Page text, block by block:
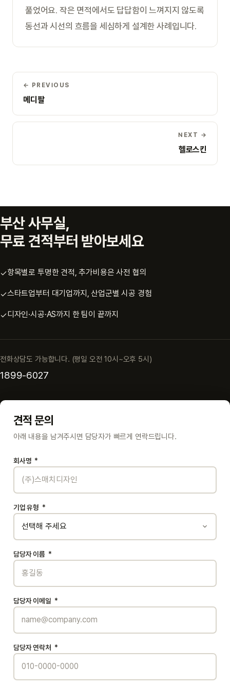
풀었어요. 작은 면적에서도 답답함이 느껴지지 않도록
동선과 시선의 흐름을 세심하게 설계한 사례입니다.
← PREVIOUS
메디팔
NEXT →
헬로스킨
부산 사무실,
무료 견적부터 받아보세요
✓항목별로 투명한 견적, 추가비용은 사전 협의
✓스타트업부터 대기업까지, 산업군별 시공 경험
✓디자인·시공·AS까지 한 팀이 끝까지
전화상담도 가능합니다. (평일 오전 10시~오후 5시)
1899-6027
견적 문의
아래 내용을 남겨주시면 담당자가 빠르게 연락드립니다.
회사명 *
기업 유형 *
담당자 이름 *
담당자 이메일 *
담당자 연락처 *